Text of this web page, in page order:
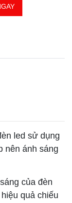
led sử dụng
nên ánh sáng
của đèn
quả chiếu